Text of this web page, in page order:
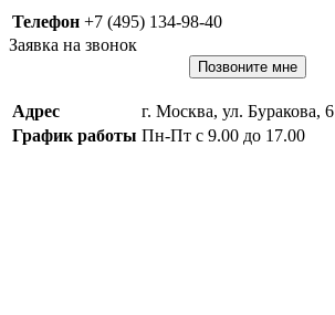
Телефон +7 (495) 134-98-40
Заявка на звонок
Позвоните мне
Адрес
г. Москва, ул. Буракова, 6
График работы Пн-Пт с 9.00 до 17.00